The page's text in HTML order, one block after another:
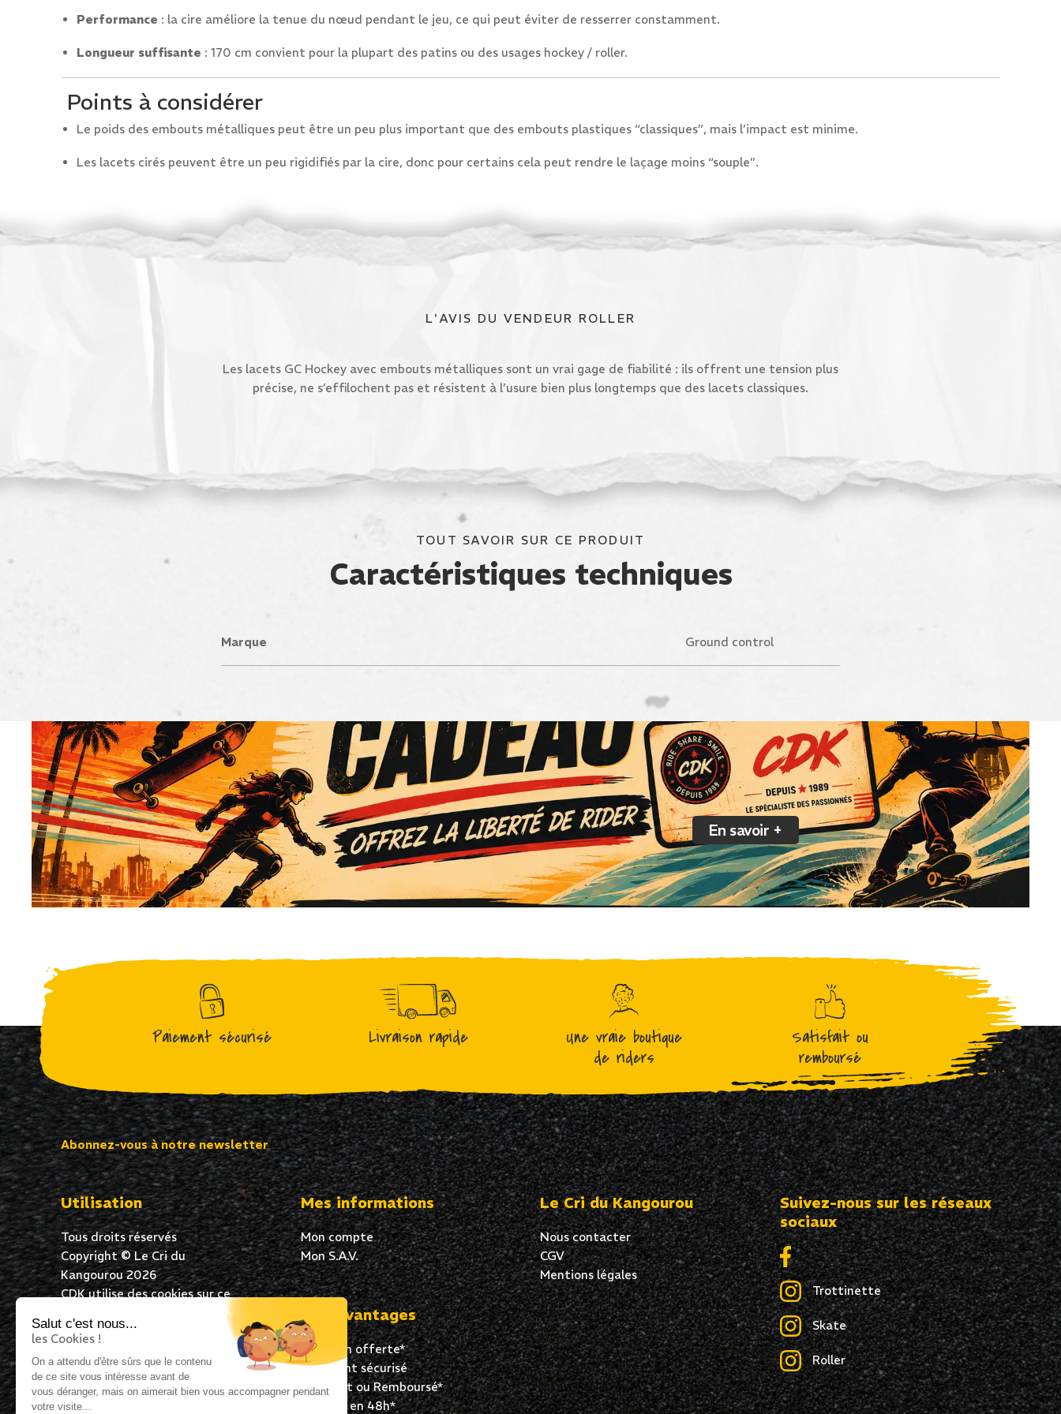
Salut c'est nous...
les Cookies !
On a attendu d'être sûrs que le contenu
de ce site vous intéresse avant de
vous déranger, mais on aimerait bien vous accompagner pendant
votre visite...
Performance : la cire améliore la tenue du nœud pendant le jeu, ce qui peut éviter de resserrer constamment.
Longueur suffisante : 170 cm convient pour la plupart des patins ou des usages hockey / roller.
Points à considérer
Le poids des embouts métalliques peut être un peu plus important que des embouts plastiques “classiques”, mais l’impact est minime.
Les lacets cirés peuvent être un peu rigidifiés par la cire, donc pour certains cela peut rendre le laçage moins “souple”.
L'AVIS DU VENDEUR ROLLER
Les lacets GC Hockey avec embouts métalliques sont un vrai gage de fiabilité : ils offrent une tension plus
précise, ne s’effilochent pas et résistent à l’usure bien plus longtemps que des lacets classiques.
TOUT SAVOIR SUR CE PRODUIT
Caractéristiques techniques
Marque Ground control
En savoir +
Paiement sécurisé Livraison rapide
Une vraie boutique
de riders
Satisfait ou
remboursé
Abonnez-vous à notre newsletter
Utilisation
Tous droits réservés
Copyright © Le Cri du
Kangourou 2026
CDK utilise des cookies sur ce
excellente expérience de
utilisateurs. En poursuivant
votre navigation, vous acceptez
l’utilisation de cookies.
Mes informations
Mon compte
Mon S.A.V.
Mes avantages
Livraison offerte*
Paiement sécurisé
Satisfait ou Remboursé*
Expédié en 48h*
Le Cri du Kangourou
Nous contacter
CGV
Mentions légales
Suivez-nous sur les réseaux
sociaux
Trottinette
Skate
Roller